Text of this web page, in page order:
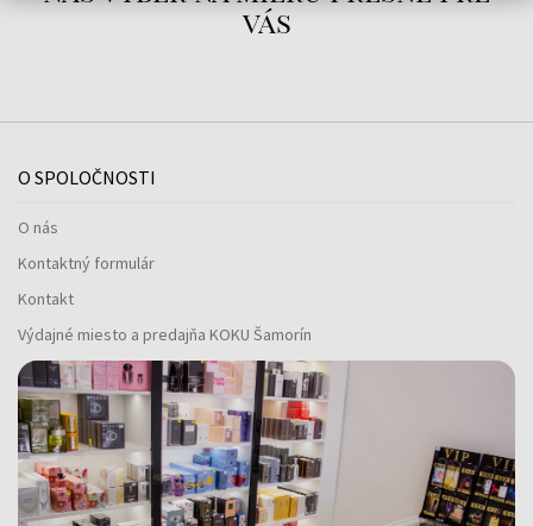
vás
O SPOLOČNOSTI
O nás
Kontaktný formulár
Kontakt
Výdajné miesto a predajňa KOKU Šamorín